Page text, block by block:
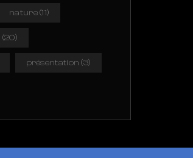
nature(11)
(20)
présentation (3)